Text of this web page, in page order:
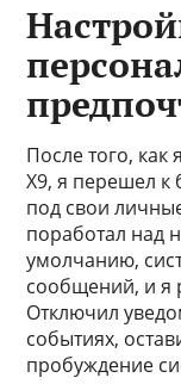
После того,
X9, я перешел к
под свои
поработал над
умолчанию,
сообщений, и я
Отключил
событиях,
пробуждение